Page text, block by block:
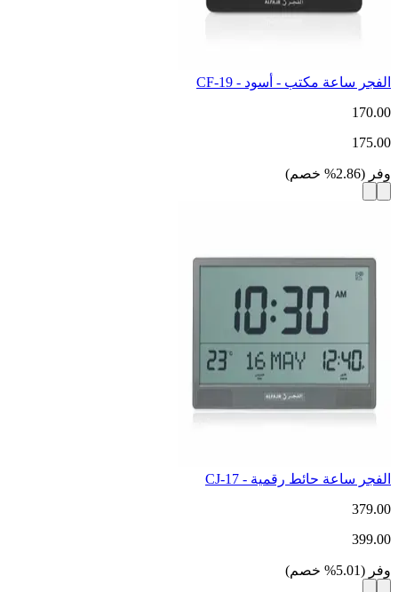
الفجر ساعة مكتب - أسود - CF-19
170.00
175.00
وفر (
2.86
% خصم)
الفجر ساعة حائط رقمية - CJ-17
379.00
399.00
وفر (
5.01
% خصم)